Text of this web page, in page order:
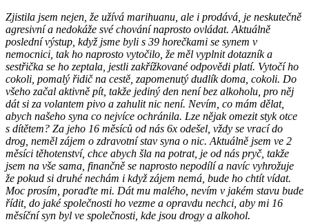
Zjistila jsem nejen, že užívá marihuanu, ale i prodává, je neskutečně
agresivní a nedokáže své chování naprosto ovládat. Aktuálně
poslední výstup, když jsme byli s 39 horečkami se synem v
nemocnici, tak ho naprosto vytočilo, že měl vyplnit dotazník a
sestřička se ho zeptala, jestli zakřížkované odpovědi platí. Vytočí ho
cokoli, pomalý řidič na cestě, zapomenutý dudlík doma, cokoli. Do
všeho začal aktivně pít, takže jediný den není bez alkoholu, pro něj
dát si za volantem pivo a zahulit nic není. Nevím, co mám dělat,
abych našeho syna co nejvíce ochránila. Lze nějak omezit styk otce
s dítětem? Za jeho 16 měsíců od nás 6x odešel, vždy se vrací do
drog, neměl zájem o zdravotní stav syna o nic. Aktuálně jsem ve 2
měsíci těhotenství, chce abych šla na potrat, je od nás pryč, takže
jsem na vše sama, finančně se naprosto nepodílí a navíc vyhrožuje
že pokud si druhé nechám i když zájem nemá, bude ho chtít vídat.
Moc prosím, poraďte mi. Dát mu malého, nevím v jakém stavu bude
řídit, do jaké společnosti ho vezme a opravdu nechci, aby mi 16
měsíční syn byl ve společnosti, kde jsou drogy a alkohol.